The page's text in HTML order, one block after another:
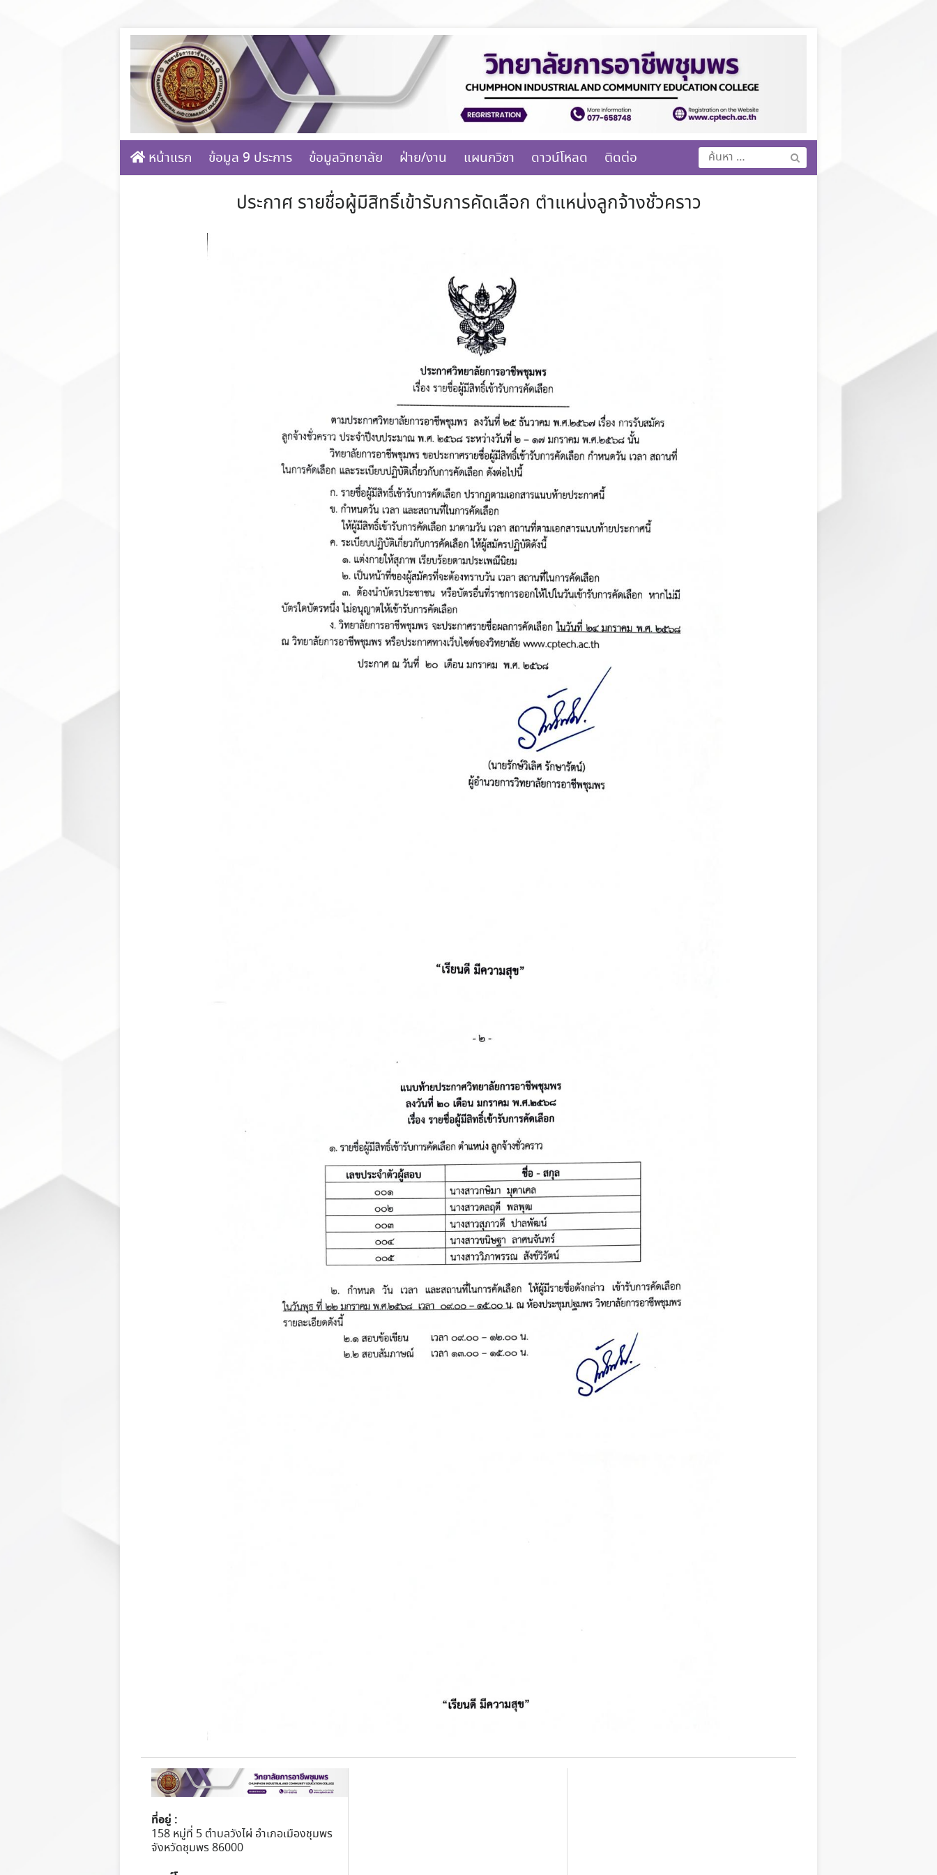
หน้าแรก ข้อมูล 9 ประการ ข้อมูลวิทยาลัย ฝ่าย/งาน แผนกวิชา ดาวน์โหลด ติดต่อ
ค้นหา
สำหรับ:
ประกาศ รายชื่อผู้มีสิทธิ์เข้ารับการคัดเลือก ตำแหน่งลูกจ้างชั่วคราว
ที่อยู่ :
158 หมู่ที่ 5 ตำบลวังไผ่ อำเภอเมืองชุมพร
จังหวัดชุมพร 86000